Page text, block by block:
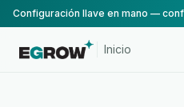
Inicio